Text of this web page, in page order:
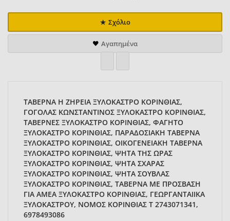
Σχόλιο
Αγαπημένα
ΤΑΒΕΡΝΑ Η ΖΗΡΕΙΑ ΞΥΛΟΚΑΣΤΡΟ ΚΟΡΙΝΘΙΑΣ,
ΓΟΓΟΛΑΣ ΚΩΝΣΤΑΝΤΙΝΟΣ ΞΥΛΟΚΑΣΤΡΟ ΚΟΡΙΝΘΙΑΣ,
ΤΑΒΕΡΝΕΣ ΞΥΛΟΚΑΣΤΡΟ ΚΟΡΙΝΘΙΑΣ, ΦΑΓΗΤΟ
ΞΥΛΟΚΑΣΤΡΟ ΚΟΡΙΝΘΙΑΣ, ΠΑΡΑΔΟΣΙΑΚΗ ΤΑΒΕΡΝΑ
ΞΥΛΟΚΑΣΤΡΟ ΚΟΡΙΝΘΙΑΣ, ΟΙΚΟΓΕΝΕΙΑΚΗ ΤΑΒΕΡΝΑ
ΞΥΛΟΚΑΣΤΡΟ ΚΟΡΙΝΘΙΑΣ, ΨΗΤΑ ΤΗΣ ΩΡΑΣ
ΞΥΛΟΚΑΣΤΡΟ ΚΟΡΙΝΘΙΑΣ, ΨΗΤΑ ΣΧΑΡΑΣ
ΞΥΛΟΚΑΣΤΡΟ ΚΟΡΙΝΘΙΑΣ, ΨΗΤΑ ΣΟΥΒΛΑΣ
ΞΥΛΟΚΑΣΤΡΟ ΚΟΡΙΝΘΙΑΣ, ΤΑΒΕΡΝΑ ΜΕ ΠΡΟΣΒΑΣΗ
ΓΙΑ ΑΜΕΑ ΞΥΛΟΚΑΣΤΡΟ ΚΟΡΙΝΘΙΑΣ, ΓΕΩΡΓΑΝΤΑΙΙΚΑ
ΞΥΛΟΚΑΣΤΡΟΥ, ΝΟΜΟΣ ΚΟΡΙΝΘΙΑΣ Τ 2743071341,
6978493086